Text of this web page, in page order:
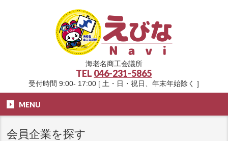
海老名商工会議所
TEL 046-231-5865
受付時間 9:00- 17:00 [ 土・日・祝日、年末年始除く ]
MENU
会員企業を探す